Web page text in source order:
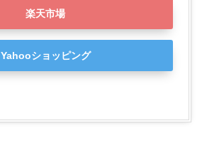
楽天市場
Yahooショッピング